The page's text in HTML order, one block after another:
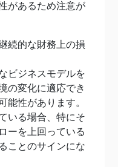
があるため注意が
続的な財務上の損
ビジネスモデルを
の変化に適応でき
能性があります。
いる場合、特にそ
ーを上回っている
ことのサインにな